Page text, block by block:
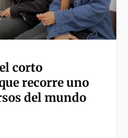
corto
recorre uno
del mundo